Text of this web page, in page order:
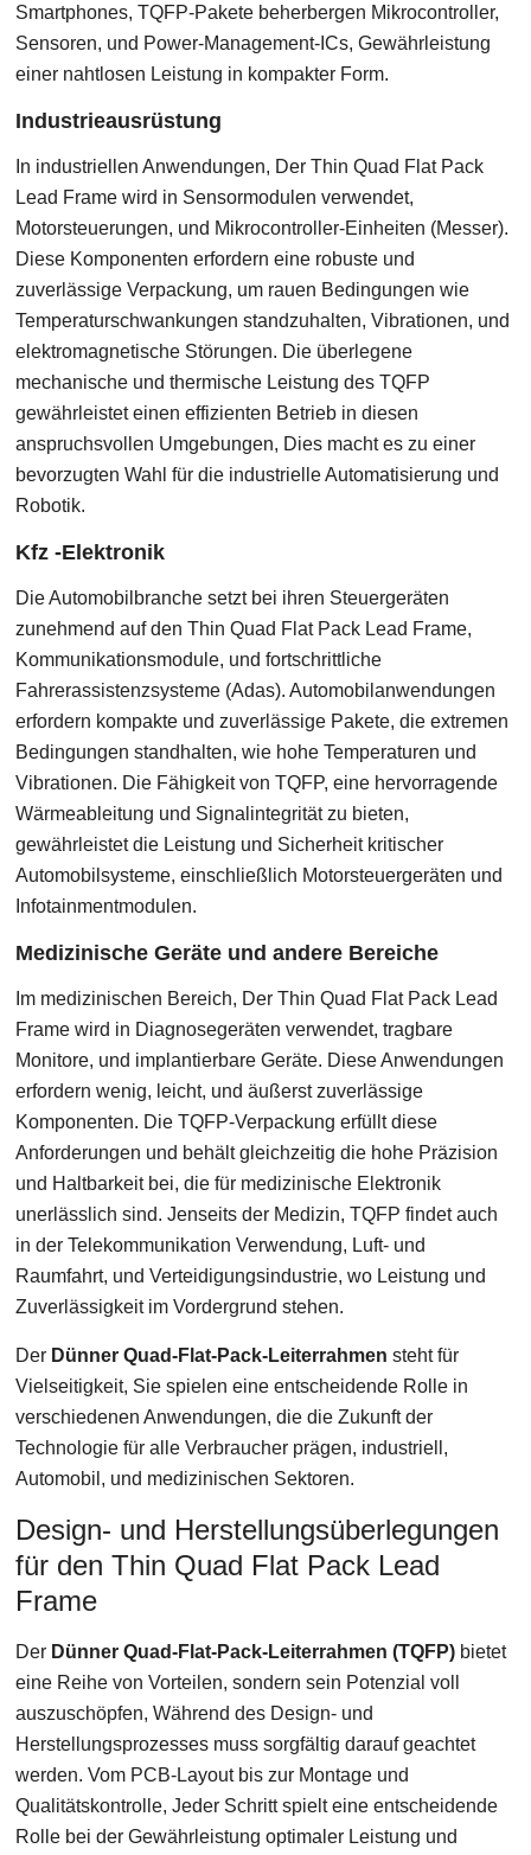
Smartphones, TQFP-Pakete beherbergen Mikrocontroller,
Sensoren, und Power-Management-ICs, Gewährleistung
einer nahtlosen Leistung in kompakter Form.
Industrieausrüstung
In industriellen Anwendungen, Der Thin Quad Flat Pack
Lead Frame wird in Sensormodulen verwendet,
Motorsteuerungen, und Mikrocontroller-Einheiten (Messer).
Diese Komponenten erfordern eine robuste und
zuverlässige Verpackung, um rauen Bedingungen wie
Temperaturschwankungen standzuhalten, Vibrationen, und
elektromagnetische Störungen. Die überlegene
mechanische und thermische Leistung des TQFP
gewährleistet einen effizienten Betrieb in diesen
anspruchsvollen Umgebungen, Dies macht es zu einer
bevorzugten Wahl für die industrielle Automatisierung und
Robotik.
Kfz -Elektronik
Die Automobilbranche setzt bei ihren Steuergeräten
zunehmend auf den Thin Quad Flat Pack Lead Frame,
Kommunikationsmodule, und fortschrittliche
Fahrerassistenzsysteme (Adas). Automobilanwendungen
erfordern kompakte und zuverlässige Pakete, die extremen
Bedingungen standhalten, wie hohe Temperaturen und
Vibrationen. Die Fähigkeit von TQFP, eine hervorragende
Wärmeableitung und Signalintegrität zu bieten,
gewährleistet die Leistung und Sicherheit kritischer
Automobilsysteme, einschließlich Motorsteuergeräten und
Infotainmentmodulen.
Medizinische Geräte und andere Bereiche
Im medizinischen Bereich, Der Thin Quad Flat Pack Lead
Frame wird in Diagnosegeräten verwendet, tragbare
Monitore, und implantierbare Geräte. Diese Anwendungen
erfordern wenig, leicht, und äußerst zuverlässige
Komponenten. Die TQFP-Verpackung erfüllt diese
Anforderungen und behält gleichzeitig die hohe Präzision
und Haltbarkeit bei, die für medizinische Elektronik
unerlässlich sind. Jenseits der Medizin, TQFP findet auch
in der Telekommunikation Verwendung, Luft- und
Raumfahrt, und Verteidigungsindustrie, wo Leistung und
Zuverlässigkeit im Vordergrund stehen.
Der Dünner Quad-Flat-Pack-Leiterrahmen steht für
Vielseitigkeit, Sie spielen eine entscheidende Rolle in
verschiedenen Anwendungen, die die Zukunft der
Technologie für alle Verbraucher prägen, industriell,
Automobil, und medizinischen Sektoren.
Design- und Herstellungsüberlegungen
für den Thin Quad Flat Pack Lead
Frame
Der Dünner Quad-Flat-Pack-Leiterrahmen (TQFP) bietet
eine Reihe von Vorteilen, sondern sein Potenzial voll
auszuschöpfen, Während des Design- und
Herstellungsprozesses muss sorgfältig darauf geachtet
werden. Vom PCB-Layout bis zur Montage und
Qualitätskontrolle, Jeder Schritt spielt eine entscheidende
Rolle bei der Gewährleistung optimaler Leistung und